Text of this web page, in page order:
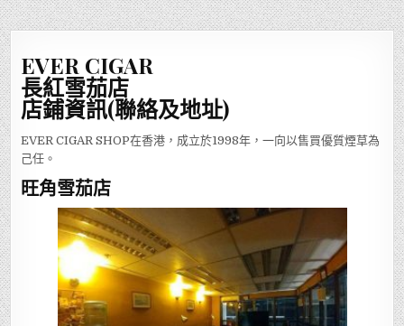
EVER CIGAR
長紅雪茄店
店鋪資訊(聯絡及地址)
EVER CIGAR SHOP在香港，成立於1998年，一向以售買優質煙草為
己任。
旺角雪茄店